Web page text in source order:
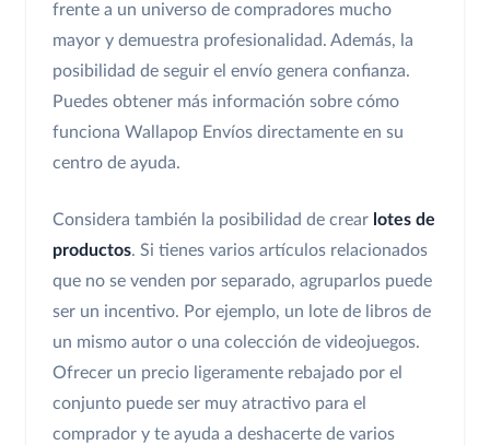
frente a un universo de compradores mucho
mayor y demuestra profesionalidad. Además, la
posibilidad de seguir el envío genera confianza.
Puedes obtener más información sobre cómo
funciona Wallapop Envíos directamente en su
centro de ayuda.
Considera también la posibilidad de crear lotes de
productos. Si tienes varios artículos relacionados
que no se venden por separado, agruparlos puede
ser un incentivo. Por ejemplo, un lote de libros de
un mismo autor o una colección de videojuegos.
Ofrecer un precio ligeramente rebajado por el
conjunto puede ser muy atractivo para el
comprador y te ayuda a deshacerte de varios